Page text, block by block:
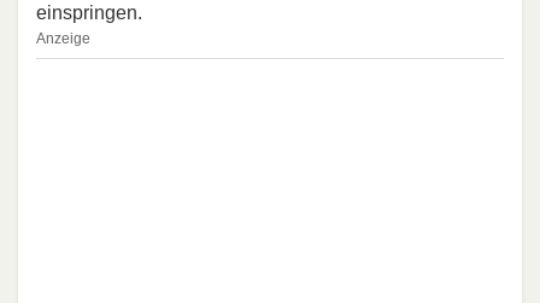
einspringen.
Anzeige